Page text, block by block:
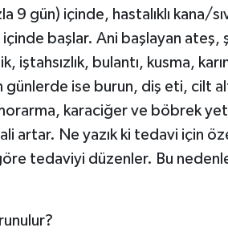
9 gün) içinde, hastalıklı kana/
başlar. Ani başlayan ateş,
iştahsızlık, bulantı, kusma,
günlerde ise burun, diş eti, cilt
karaciğer ve böbrek
artar. Ne yazık ki tedavi için
tedaviyi düzenler. Bu